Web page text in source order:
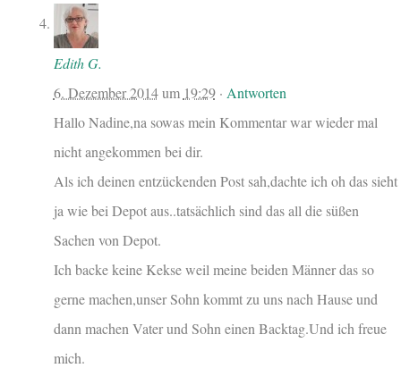
Edith G.
6. Dezember 2014um 19:29· Antworten
Hallo Nadine,na sowas mein Kommentar war wieder mal
nicht angekommen bei dir.
Als ich deinen entzückenden Post sah,dachte ich oh das sieht
ja wie bei Depot aus..tatsächlich sind das all die süßen
Sachen von Depot.
Ich backe keine Kekse weil meine beiden Männer das so
gerne machen,unser Sohn kommt zu uns nach Hause und
dann machen Vater und Sohn einen Backtag.Und ich freue
mich.